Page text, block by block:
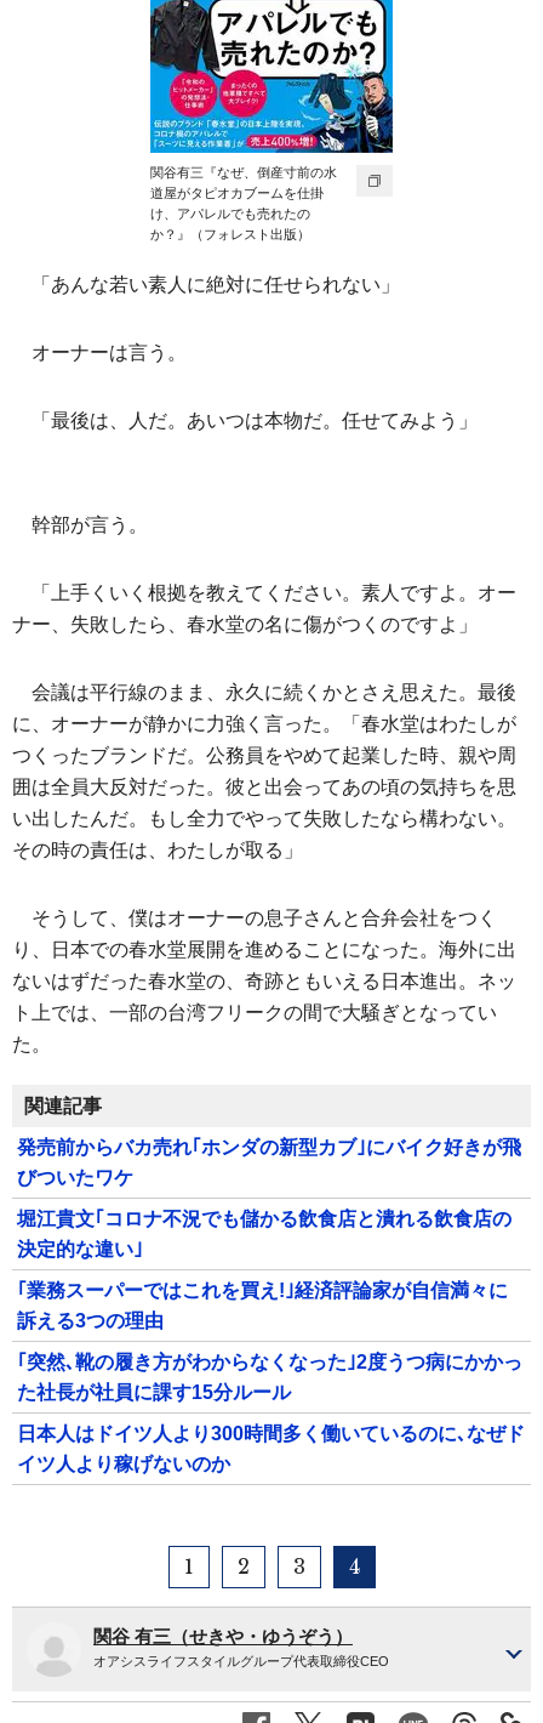
関谷有三『なぜ、倒産寸前の水
道屋がタピオカブームを仕掛
け、アパレルでも売れたの
か？』（フォレスト出版）
「あんな若い素人に絶対に任せられない」
オーナーは言う。
「最後は、人だ。あいつは本物だ。任せてみよう」
幹部が言う。
「上手くいく根拠を教えてください。素人ですよ。オー
ナー、失敗したら、春水堂の名に傷がつくのですよ」
会議は平行線のまま、永久に続くかとさえ思えた。最後
に、オーナーが静かに力強く言った。「春水堂はわたしが
つくったブランドだ。公務員をやめて起業した時、親や周
囲は全員大反対だった。彼と出会ってあの頃の気持ちを思
い出したんだ。もし全力でやって失敗したなら構わない。
その時の責任は、わたしが取る」
そうして、僕はオーナーの息子さんと合弁会社をつく
り、日本での春水堂展開を進めることになった。海外に出
ないはずだった春水堂の、奇跡ともいえる日本進出。ネッ
ト上では、一部の台湾フリークの間で大騒ぎとなってい
た。
関連記事
発売前からバカ売れ｢ホンダの新型カブ｣にバイク好きが飛
びついたワケ
堀江貴文｢コロナ不況でも儲かる飲食店と潰れる飲食店の
決定的な違い｣
｢業務スーパーではこれを買え!｣経済評論家が自信満々に
訴える3つの理由
｢突然､靴の履き方がわからなくなった｣2度うつ病にかかっ
た社長が社員に課す15分ルール
日本人はドイツ人より300時間多く働いているのに､なぜド
イツ人より稼げないのか
1 2 3 4
関谷 有三（せきや・ゆうぞう）
オアシスライフスタイルグループ代表取締役CEO